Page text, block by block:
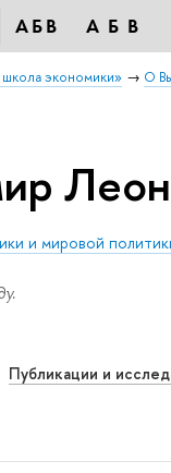
АБB АБB
экономики» О
и мировой
Публикации и